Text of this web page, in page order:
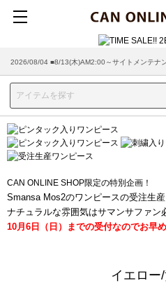
2026/07/29 ■【お知らせ】ヤマト運輸の配送遅
CAN ONLINE SHOP限定の特別企画！
Smansa Mos2のワンピースの受注生産
ナチュラルな雰囲気はサマンサファン
10月6日（日）までの受付なのでお早
イエロー